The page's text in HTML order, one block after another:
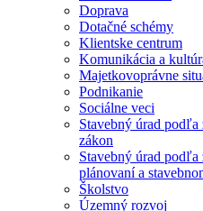
Doprava
Dotačné schémy
Klientske centrum
Komunikácia a
Majetkovoprávne
Podnikanie
Sociálne veci
Stavebný úrad
zákon
Stavebný úrad podľa
plánovaní a
Školstvo
Územný rozvoj